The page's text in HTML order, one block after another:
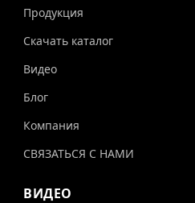
Продукция
Скачать каталог
Видео
Блог
Компания
СВЯЗАТЬСЯ С НАМИ
ВИДЕО